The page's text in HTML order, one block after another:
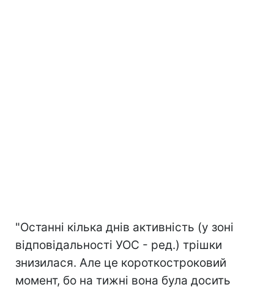
"Останні кілька днів активність (у зоні
відповідальності УОС - ред.) трішки
знизилася. Але це короткостроковий
момент, бо на тижні вона була досить